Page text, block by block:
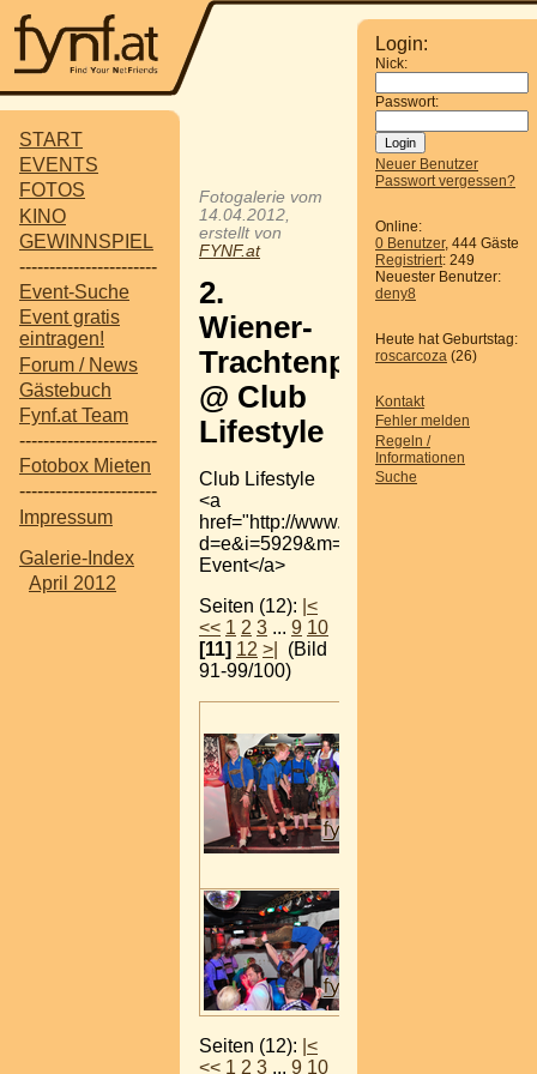
START
EVENTS
FOTOS
KINO
GEWINNSPIEL
-----------------------
Event-Suche
Event gratis
eintragen!
Forum / News
Gästebuch
Fynf.at Team
-----------------------
Fotobox Mieten
-----------------------
Impressum
Galerie-Index
April 2012
Login:
Nick:
Passwort:
Neuer Benutzer
Passwort vergessen?
Online:
0 Benutzer, 444 Gäste
Registriert: 249
Neuester Benutzer:
deny8
Heute hat Geburtstag:
roscarcoza (26)
Kontakt
Fehler melden
Regeln /
Informationen
Suche
Fotogalerie vom
14.04.2012,
erstellt von
FYNF.at
2.
Wiener-
Trachtenparty
@ Club
Lifestyle
Club Lifestyle
<a
href="http://www.fynf.at/?
d=e&i=5929&m=v">zum
Event</a>
Seiten (12): |<
<< 1 2 3 ... 9 10
[11] 12 >|
(Bild
91-99/100)
Seiten (12): |<
<< 1 2 3 ... 9 10